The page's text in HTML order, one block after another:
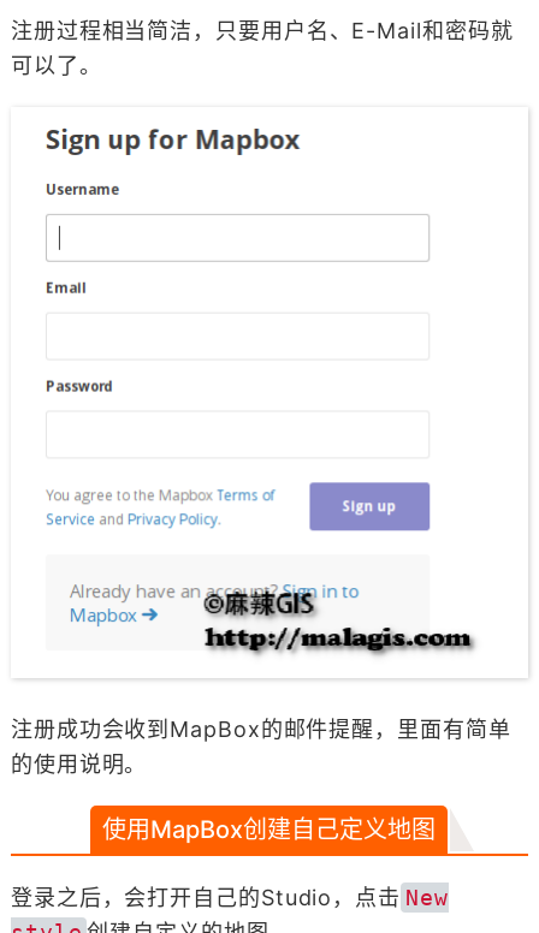
注册过程相当简洁，只要用户名、E-Mail和密码就
可以了。
注册成功会收到MapBox的邮件提醒，里面有简单
的使用说明。
使用MapBox创建自己定义地图
登录之后，会打开自己的Studio，点击 New